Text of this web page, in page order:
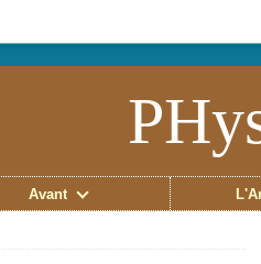
Avant